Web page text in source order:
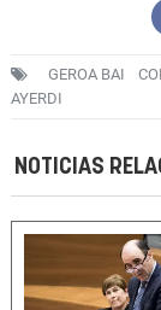
GEROA BAI
AYERDI
NOTICIAS